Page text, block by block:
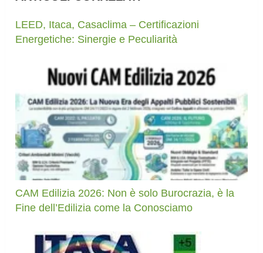
LEED, Itaca, Casaclima – Certificazioni
Energetiche: Sinergie e Peculiarità
CAM Edilizia 2026: Non è solo Burocrazia, è la
Fine dell’Edilizia come la Conosciamo